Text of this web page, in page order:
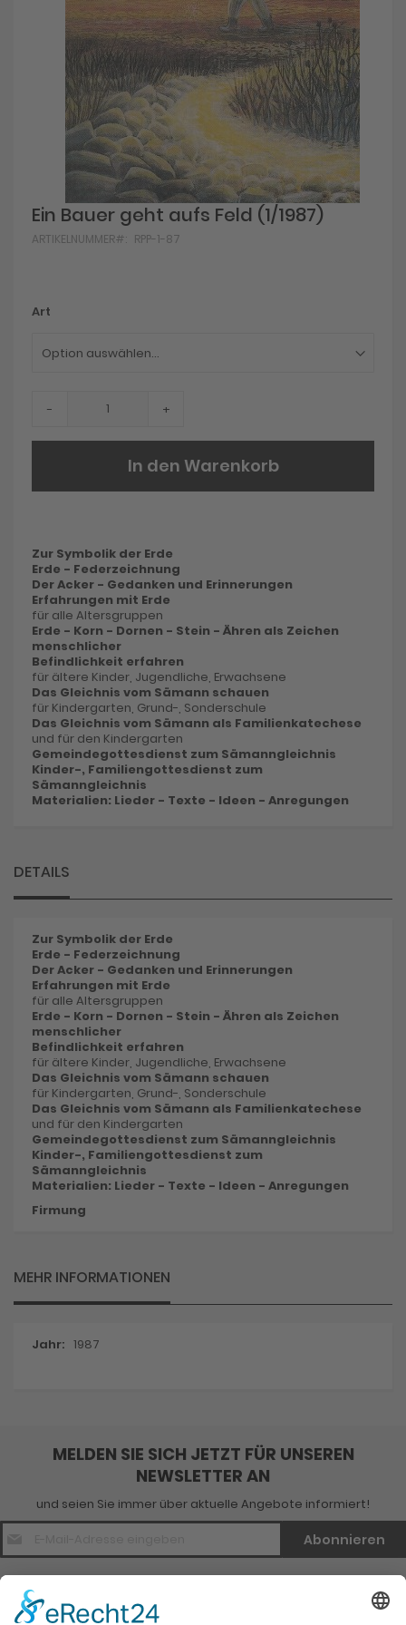
Skip
to
the
gallery
Ein Bauer geht aufs Feld (1/1987)
ARTIKELNUMMER RPP-1-87
Art
- +
In den Warenkorb
Zur Symbolik der Erde
Erde - Federzeichnung
Der Acker - Gedanken und Erinnerungen
Erfahrungen mit Erde
für alle Altersgruppen
Erde - Korn - Dornen - Stein - Ähren als Zeichen
menschlicher
Befindlichkeit erfahren
für ältere Kinder, Jugendliche, Erwachsene
Das Gleichnis vom Sämann schauen
für Kindergarten, Grund-, Sonderschule
Das Gleichnis vom Sämann als Familienkatechese
und für den Kindergarten
Gemeindegottesdienst zum Sämanngleichnis
Kinder-, Familiengottesdienst zum
Sämanngleichnis
Materialien: Lieder - Texte - Ideen - Anregungen
DETAILS
Zur Symbolik der Erde
Erde - Federzeichnung
Der Acker - Gedanken und Erinnerungen
Erfahrungen mit Erde
für alle Altersgruppen
Erde - Korn - Dornen - Stein - Ähren als Zeichen
menschlicher
Befindlichkeit erfahren
für ältere Kinder, Jugendliche, Erwachsene
Das Gleichnis vom Sämann schauen
für Kindergarten, Grund-, Sonderschule
Das Gleichnis vom Sämann als Familienkatechese
und für den Kindergarten
Gemeindegottesdienst zum Sämanngleichnis
Kinder-, Familiengottesdienst zum
Sämanngleichnis
Materialien: Lieder - Texte - Ideen - Anregungen
Firmung
MEHR INFORMATIONEN
Mehr
1987
MELDEN SIE SICH JETZT FÜR UNSEREN
NEWSLETTER AN
und seien Sie immer über aktuelle Angebote informiert!
E-
Adresse
*
Abonnieren